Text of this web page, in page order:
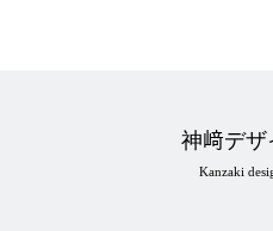
神﨑デザ
Kanzaki